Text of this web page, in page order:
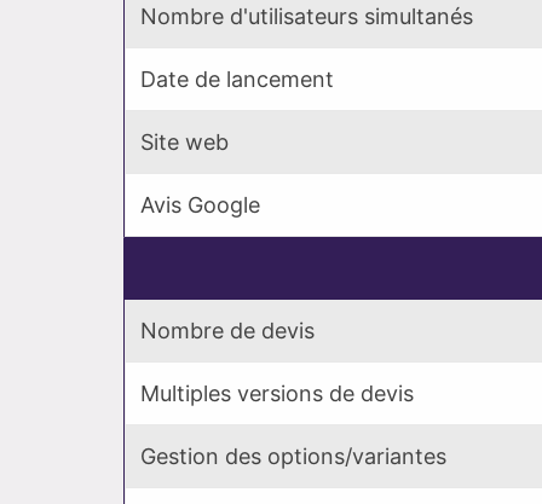
Nombre d'utilisateurs simultanés
Date de lancement
Site web
Avis Google
Nombre de devis
Multiples versions de devis
Gestion des options/variantes